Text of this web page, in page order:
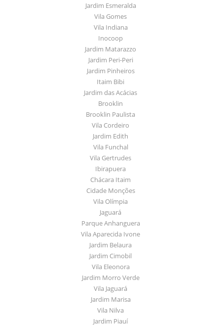
Jardim Esmeralda
Vila Gomes
Vila Indiana
Inocoop
Jardim Matarazzo
Jardim Peri-Peri
Jardim Pinheiros
Itaim Bibi
Jardim das Acácias
Brooklin
Brooklin Paulista
Vila Cordeiro
Jardim Edith
Vila Funchal
Vila Gertrudes
Ibirapuera
Chácara Itaim
Cidade Monções
Vila Olímpia
Jaguará
Parque Anhanguera
Vila Aparecida Ivone
Jardim Belaura
Jardim Cimobil
Vila Eleonora
Jardim Morro Verde
Vila Jaguará
Jardim Marisa
Vila Nilva
Jardim Piauí